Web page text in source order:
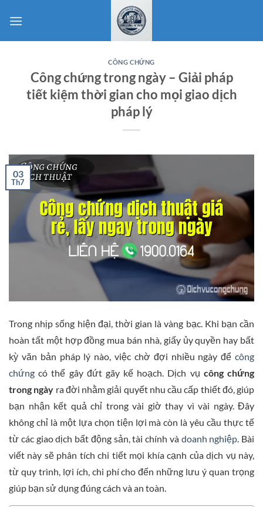
qua
CÔNG CHỨNG
Công chứng trong ngày – Giải pháp
tiết kiệm thời gian cho mọi giao dịch
pháp lý
03
Th7
Trong nhịp sống hiện đại, thời gian là vàng bạc. Khi bạn cần
hoàn tất một hợp đồng mua bán nhà, giấy ủy quyền hay bất
kỳ văn bản pháp lý nào, việc chờ đợi nhiều ngày để công
chứng có thể gây đứt gãy kế hoạch. Dịch vụ công chứng
trong ngày ra đời nhằm giải quyết nhu cầu cấp thiết đó, giúp
bạn nhận kết quả chỉ trong vài giờ thay vì vài ngày. Đây
không chỉ là một lựa chọn tiện lợi mà còn là yêu cầu thực tế
từ các giao dịch bất động sản, tài chính và doanh nghiệp. Bài
viết này sẽ phân tích chi tiết mọi khía cạnh của dịch vụ này,
từ quy trình, lợi ích, chi phí cho đến những lưu ý quan trọng
giúp bạn sử dụng đúng cách và an toàn.